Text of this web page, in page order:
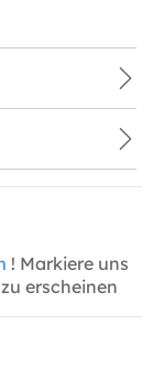
! Markiere uns
erscheinen